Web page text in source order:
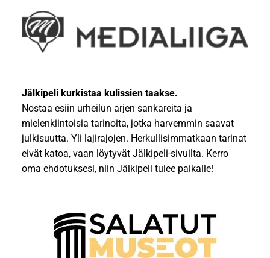
Jälkipeli kurkistaa kulissien taakse.
Nostaa esiin urheilun arjen sankareita ja
mielenkiintoisia tarinoita, jotka harvemmin saavat
julkisuutta. Yli lajirajojen. Herkullisimmatkaan tarinat
eivät katoa, vaan löytyvät Jälkipeli-sivuilta. Kerro
oma ehdotuksesi, niin Jälkipeli tulee paikalle!